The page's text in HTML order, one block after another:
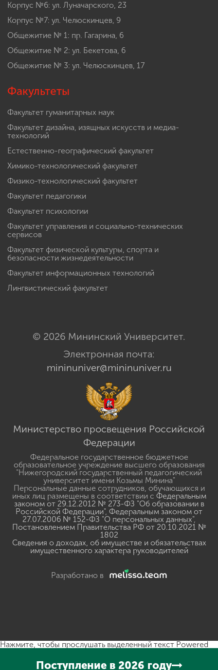
Корпус №6: ул. Луначарского, 23
Корпус №7: ул. Челюскинцев, 9
Общежитие № 1: пр. Гагарина, 6
Общежитие № 2: ул. Бекетова, 6
Общежитие № 3: ул. Челюскинцев, 17
Факультеты
Факультет гуманитарных наук
Факультет дизайна, изящных искусств и медиа-
технологий
Естественно-географический факультет
Химико-технологический факультет
Физико-технологический факультет
Факультет педагогики
Факультет психологии
Факультет управления и социально-технических
сервисов
Факультет физической культуры, спорта и
безопасности жизнедеятельности
Факультет информационных технологий
Лингвистический факультет
© 2026 Мининский Университет.
Электронная почта:
mininuniver@mininuniver.ru
Министерство просвещения Российской
Федерации
Федеральное государственное бюджетное
образовательное учреждение высшего образования
"Нижегородский государственный педагогический
университет имени Козьмы Минина"
Персональные данные сотрудников, обучающихся и
иных лиц размещены в соответствии с Федеральным
законом от 29.12.2012 № 273-ФЗ "Об образовании в
Российской Федерации", Федеральным законом от
27.07.2006 № 152-ФЗ "О персональных данных",
Постановлением Правительства РФ от 20.10.2021 №
1802
Сведения о доходах, об имуществе и обязательствах
имущественного характера руководителей
Разработано в
Поступление в 2026 году
Нажмите, чтобы прослушать выделенный текст Powered